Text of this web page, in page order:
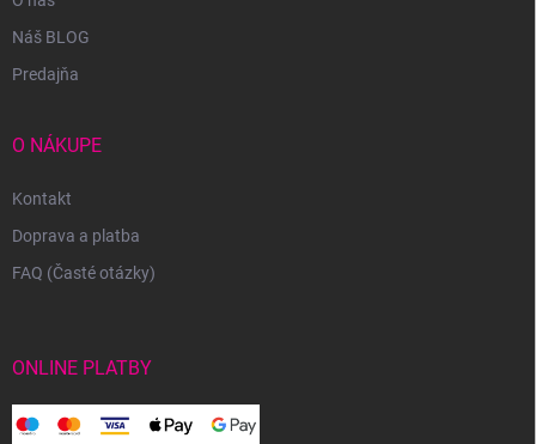
Náš BLOG
Predajňa
O NÁKUPE
Kontakt
Doprava a platba
FAQ (Časté otázky)
ONLINE PLATBY